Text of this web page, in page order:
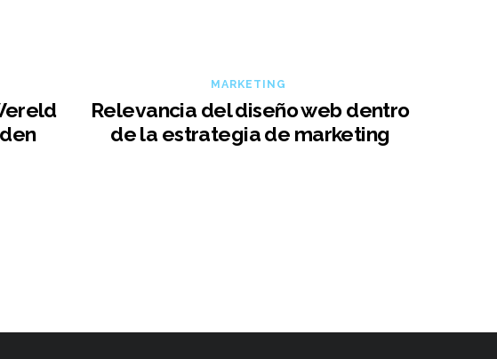
MARKETING
Relevancia del diseño web dentro
de la estrategia de marketing